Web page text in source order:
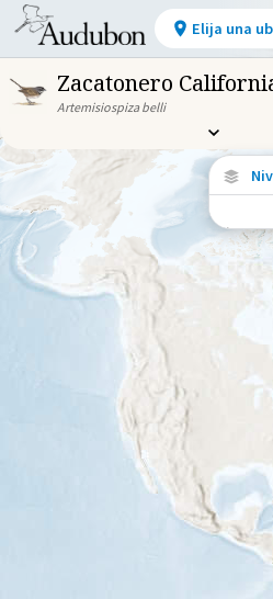
Zacatonero
Artemisiospiza belli
Elija
ver
aves
Gama
Elija una